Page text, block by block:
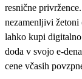
resnične
nezamenljivi
lahko kupi
doda v svojo e-
cene včasih